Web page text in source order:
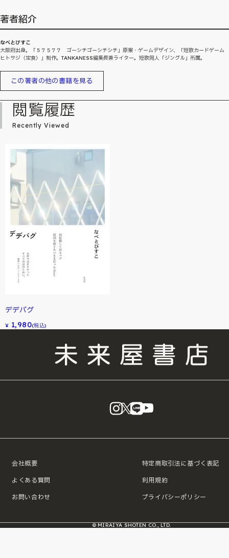
著者紹介
なべとびすこ
大阪府出身。「５７５７７ ゴーシチゴーシチシチ」原案・ゲームデザイン、「短歌カードゲーム
ヒトサジ〈定食〉」制作。TANKANESS編集長兼ライター。短歌同人「ジングル」所属。
この著者の他の書籍を見る
閲覧履歴
Recently Viewed
デデバグ
¥ 1,980(税込)
instagram
X LINE
会社概要
よくある質問
お問い合わせ
特定商取引法に基づく表記
利用規約
プライバシーポリシー
© MIRAIYA SHOTEN CO., LTD.